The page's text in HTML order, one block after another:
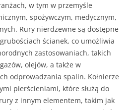
w tym w przemyśle
spożywczym, medycznym,
Rury nierdzewne są dostępne
ścianek, co umożliwia
zastosowaniach, takich
olejów, a także w
odprowadzania spalin. Kołnierze
pierścieniami, które służą do
z innym elementem, takim jak